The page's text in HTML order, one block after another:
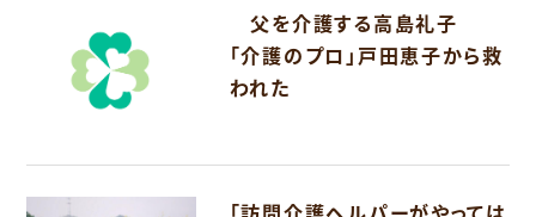
父を介護する高島礼子
「介護のプロ」戸田恵子から救
われた